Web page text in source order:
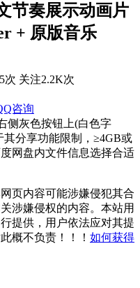
节奏展示动画片
+ 原版音乐
次 关注2.2K次
咨询
侧灰色按钮上(白色字
分享功能限制，≥4GB或
网盘内文件信息选择合适
页内容可能涉嫌侵犯其合
涉嫌侵权的内容。本站用
提供，用户依法应对其提
概不负责！！！ 如何获得